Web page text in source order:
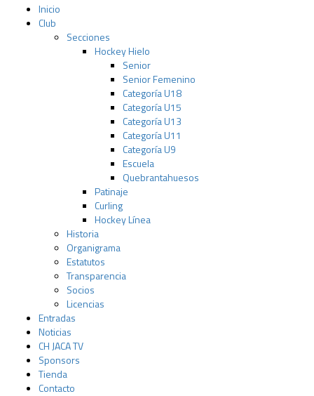
Inicio
Club
Secciones
Hockey Hielo
Senior
Senior Femenino
Categoría U18
Categoría U15
Categoría U13
Categoría U11
Categoría U9
Escuela
Quebrantahuesos
Patinaje
Curling
Hockey Línea
Historia
Organigrama
Estatutos
Transparencia
Socios
Licencias
Entradas
Noticias
CH JACA TV
Sponsors
Tienda
Contacto